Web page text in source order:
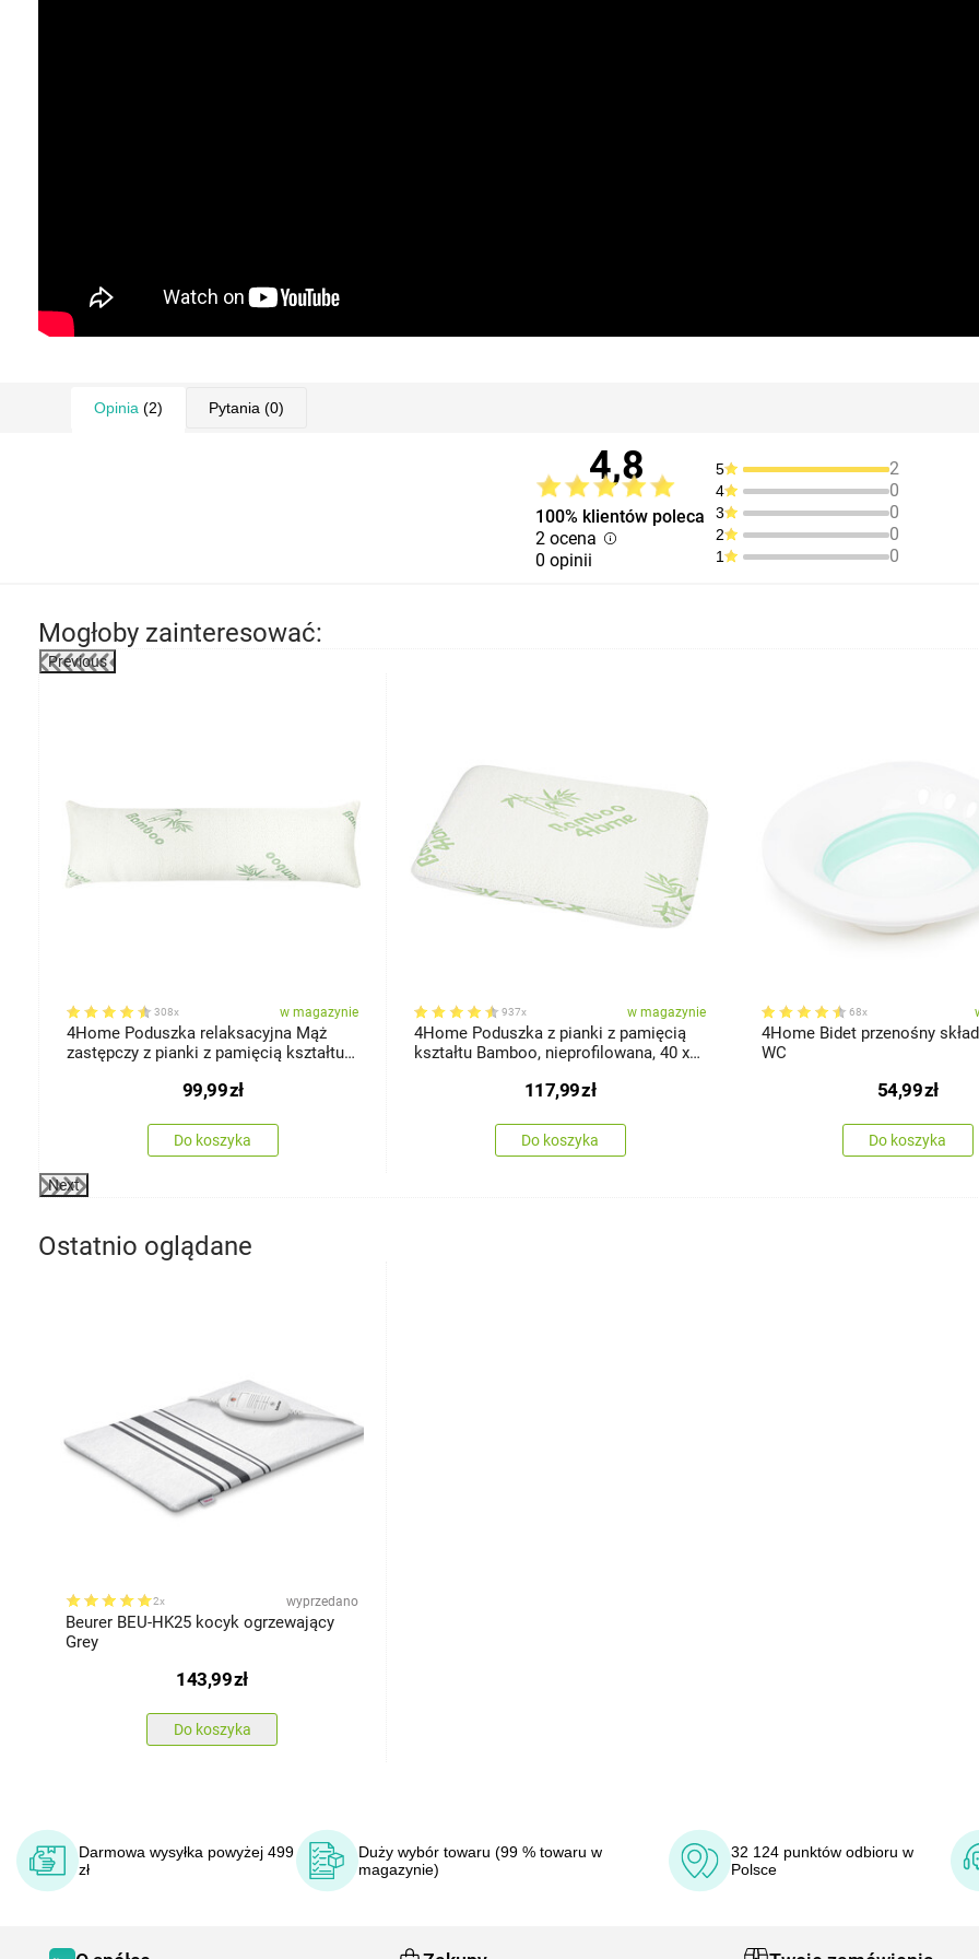
Opinia (2) Pytania (0)
4,8
100% klientów poleca
2 ocena
0 opinii
5 2
4 0
3 0
2 0
1 0
Mogłoby zainteresować:
Previous
308x w magazynie
4Home Poduszka relaksacyjna Mąż
zastępczy z pianki z pamięcią kształtu
99,99zł
Do koszyka
937x w magazynie
4Home Poduszka z pianki z pamięcią
kształtu Bamboo, nieprofilowana, 40 x
117,99zł
Do koszyka
68x
4Home Bidet przenośny
WC
54,99zł
Do koszyka
Next
Ostatnio oglądane
2x wyprzedano
Beurer BEU-HK25 kocyk ogrzewający
Grey
143,99zł
Do koszyka
Darmowa wysyłka powyżej 499
zł
Duży wybór towaru (99 % towaru w
magazynie)
32 124 punktów odbioru w
Polsce